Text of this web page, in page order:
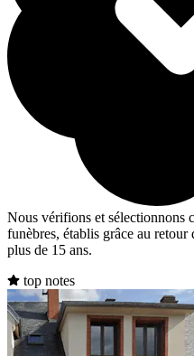
Nous vérifions et sélectionnons
funèbres, établis grâce au retour
plus de 15 ans.
top notes